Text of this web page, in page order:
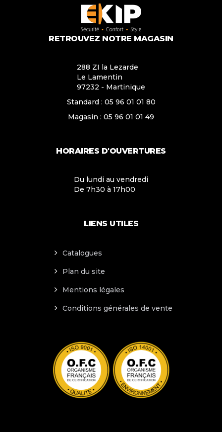
RETROUVEZ NOTRE MAGASIN
288 ZI la Lezarde
Le Lamentin
97232 - Martinique
Standard : 05 96 01 01 80
Magasin : 05 96 01 01 49
HORAIRES D'OUVERTURES
Du lundi au vendredi
De 7h30 à 17h00
LIENS UTILES
Catalogues
Plan du site
Mentions légales
Conditions générales de vente